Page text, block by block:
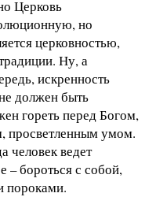
Церковь
но
церковностью,
Ну, а
искренность
должен быть
гореть перед Богом,
просветленным умом.
человек ведет
– бороться с собой,
пороками.